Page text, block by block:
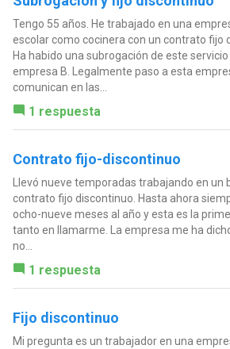
Tengo 55 años. He trabajado en una
escolar como cocinera con un contrato fijo
Ha habido una subrogación de este
empresa B. Legalmente paso a esta
comunican en las...
1 respuesta
Contrato fijo-discontinuo
Llevó nueve temporadas trabajando en un
contrato fijo discontinuo. Hasta ahora
ocho-nueve meses al año y esta es la
tanto en llamarme. La empresa me ha
no...
1 respuesta
Fijo discontinuo
Mi pregunta es un trabajador en una